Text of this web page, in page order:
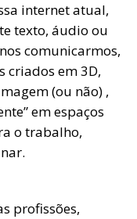
internet atual,
texto, áudio ou
comunicarmos,
criados em 3D,
(ou não) ,
em espaços
o trabalho,
profissões,